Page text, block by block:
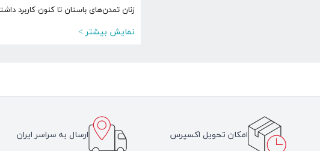
زنان تمدن‌های باستان تا کنون کاربرد
نمایش بیشتر >
امکان تحویل اکسپرس ارسال به سراسر ایران